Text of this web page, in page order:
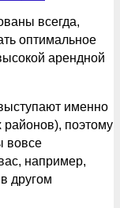
всегда,
оптимальное
арендной
именно
поэтому
вовсе
например,
другом